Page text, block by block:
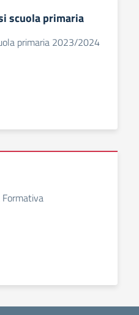
scuola primaria
primaria 2023/2024